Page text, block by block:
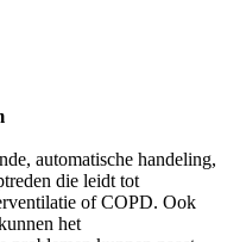
automatische handeling,
die leidt tot
of COPD. Ook
het